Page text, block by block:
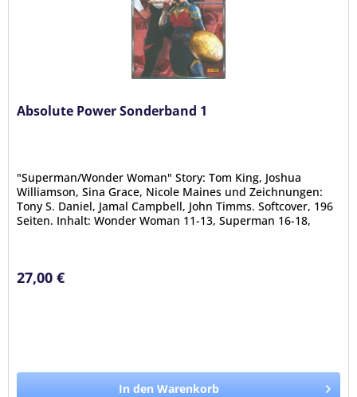
Absolute Power Sonderband 1
"Superman/Wonder Woman" Story: Tom King, Joshua
Williamson, Sina Grace, Nicole Maines und Zeichnungen:
Tony S. Daniel, Jamal Campbell, John Timms. Softcover, 196
Seiten. Inhalt: Wonder Woman 11-13, Superman 16-18,
27,00 €
In den Warenkorb